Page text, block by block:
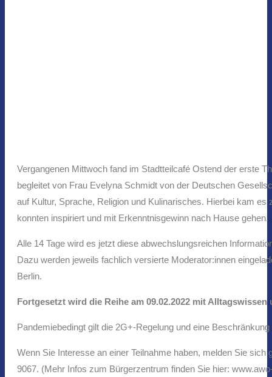
Vergangenen Mittwoch fand im Stadtteilcafé Ostend der erste
begleitet von Frau Evelyna Schmidt von der Deutschen
auf Kultur, Sprache, Religion und Kulinarisches. Hierbei kam
konnten inspiriert und mit Erkenntnisgewinn nach Hause gehen.
Alle 14 Tage wird es jetzt diese abwechslungsreichen
Dazu werden jeweils fachlich versierte Moderator:innen
Berlin.
Fortgesetzt wird die Reihe am 09.02.2022 mit
Pandemiebedingt gilt die 2G+-Regelung und eine
Wenn Sie Interesse an einer Teilnahme haben, melden Sie
9067. (Mehr Infos zum Bürgerzentrum finden Sie hier: